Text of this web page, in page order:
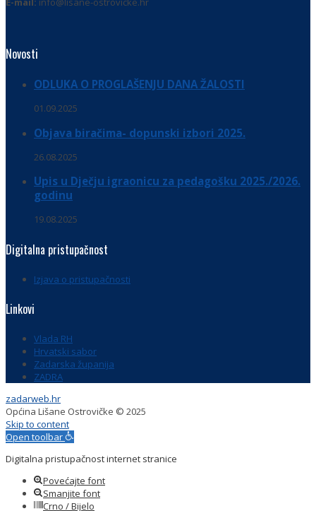
Novosti
ODLUKA O PROGLAŠENJU DANA ŽALOSTI
01.09.2025
Objava biračima- dopunski izbori 2025.
26.08.2025
Upis u Dječju igraonicu za pedagošku 2025./2026.
godinu
19.08.2025
Digitalna pristupačnost
Izjava o pristupačnosti
Linkovi
Vlada RH
Hrvatski sabor
Zadarska županija
ZADRA
zadarweb.hr
Općina Lišane Ostrovičke © 2025
Skip to content
Open toolbar
Digitalna pristupačnost internet stranice
Povećajte font
Smanjite font
Crno / Bijelo